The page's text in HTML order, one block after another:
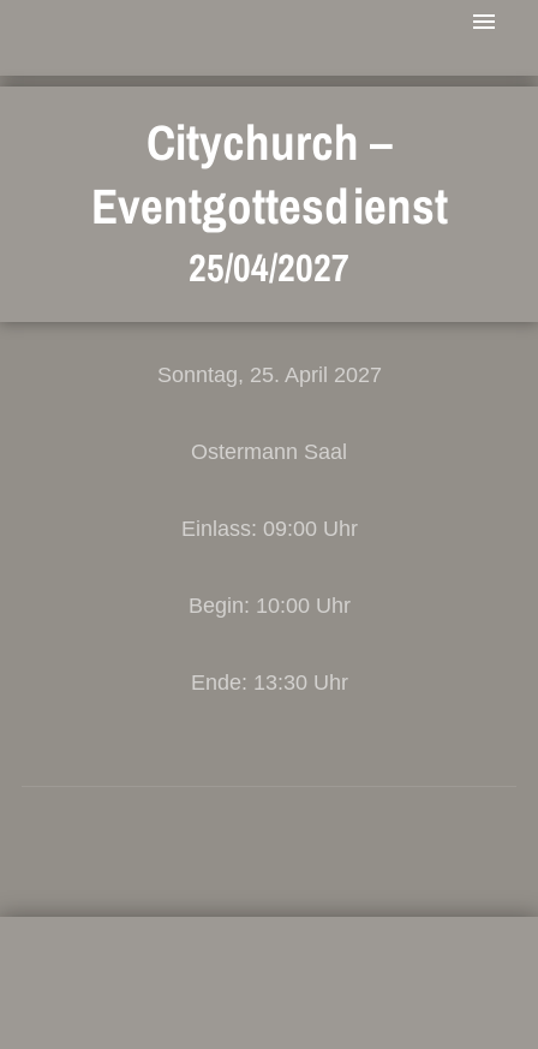
Citychurch –
Eventgottesdienst
25/04/2027
Sonntag, 25. April 2027
Ostermann Saal
Einlass: 09:00 Uhr
Begin: 10:00 Uhr
Ende: 13:30 Uhr